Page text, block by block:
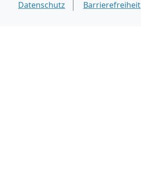
Datenschutz Barrierefreiheit